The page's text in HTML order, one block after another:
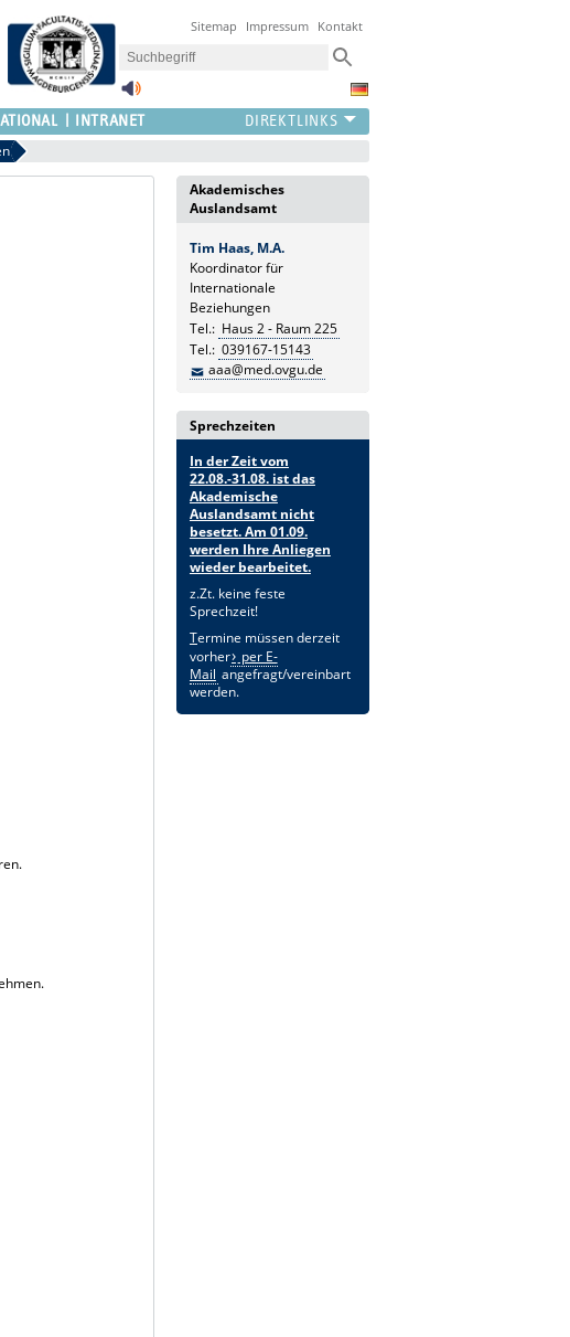
Sitemap Impressum Kontakt
INTRANET
Akademisches
Auslandsamt
Tim Haas, M.A.
Koordinator für
Internationale
Beziehungen
Tel.: Haus 2 - Raum 225
Tel.: 039167-15143
aaa@med.ovgu.de
Sprechzeiten
In der Zeit vom
22.08.-31.08. ist das
Akademische
Auslandsamt nicht
besetzt. Am 01.09.
werden Ihre Anliegen
wieder bearbeitet.
z.Zt. keine feste
Sprechzeit!
Termine müssen derzeit
vorher
per E-
Mail angefragt/vereinbart
werden.